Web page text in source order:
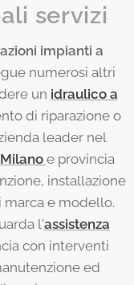
servizi
impianti a
numerosi altri
un idraulico a
di riparazione o
leader nel
e provincia
installazione
marca e modello.
l'assistenza
con interventi
ed